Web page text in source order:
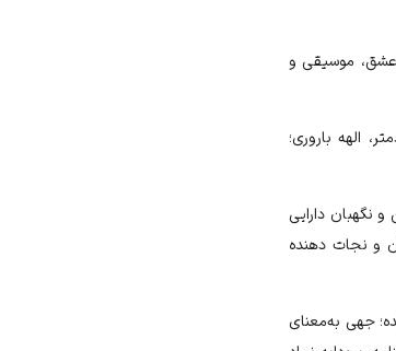
عشق، موسیقی و
الهه باروری؛
نگهبان دارایی
و نجات دهنده
جهی به‌معنای